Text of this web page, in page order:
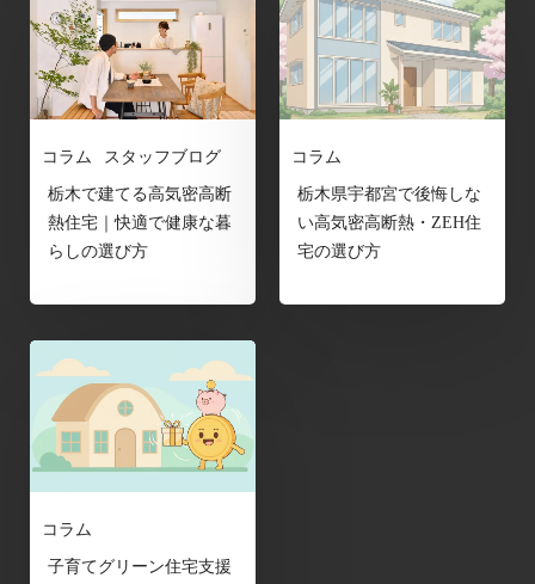
コラム スタッフブログ
栃木で建てる高気密高断
熱住宅｜快適で健康な暮
らしの選び方
コラム
栃木県宇都宮で後悔しな
い高気密高断熱・ZEH住
宅の選び方
コラム
子育てグリーン住宅支援